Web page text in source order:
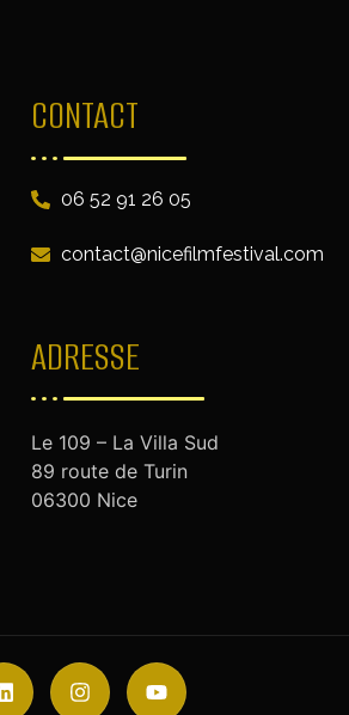
CONTACT
06 52 91 26 05
contact@nicefilmfestival.com
ADRESSE
Le 109 – La Villa Sud
89 route de Turin
06300 Nice